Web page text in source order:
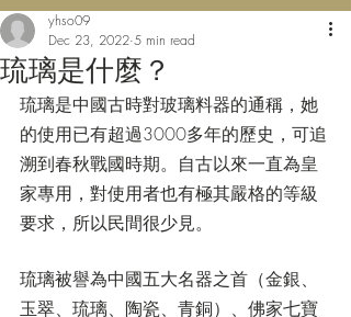
琉璃是什麼？
yhso09
Dec 23, 2022 5 min read
琉璃是中國古時對玻璃料器的通稱，她
的使用已有超過3000多年的歷史，可追
溯到春秋戰國時期。自古以來一直為皇
家專用，對使用者也有極其嚴格的等級
要求，所以民間很少見。
琉璃被譽為中國五大名器之首（金銀、
玉翠、琉璃、陶瓷、青銅）、佛家七寶